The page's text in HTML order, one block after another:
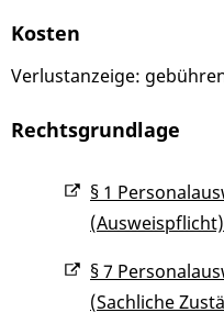
Kosten
Verlustanzeige:
Rechtsgrundlage
§ 1
(Ausweispflicht)
§ 7
(Sachliche